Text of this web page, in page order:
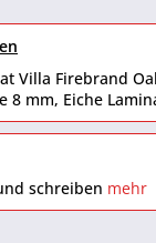
Villa Firebrand
8 mm, Eiche
schreiben mehr